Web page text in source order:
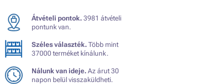
Átvételi pontok.3981 átvételi
pontunk van.
Széles választék.Több mint
37000 terméket kínálunk.
Nálunk van ideje.Az árut 30
napon belül visszaküldheti.